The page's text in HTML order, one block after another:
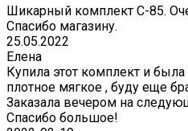
Шикарный комплект C-85.
Спасибо магазину.
25.05.2022
Елена
Купила этот комплект и
плотное мягкое , буду еще
Заказала вечером на
Спасибо большое!